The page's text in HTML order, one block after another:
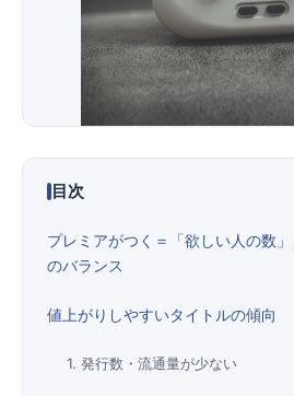
ログインする
目次
プレミアがつく＝「欲しい人の数」
のバランス
値上がりしやすいタイトルの傾向
1. 発行数・流通量が少ない